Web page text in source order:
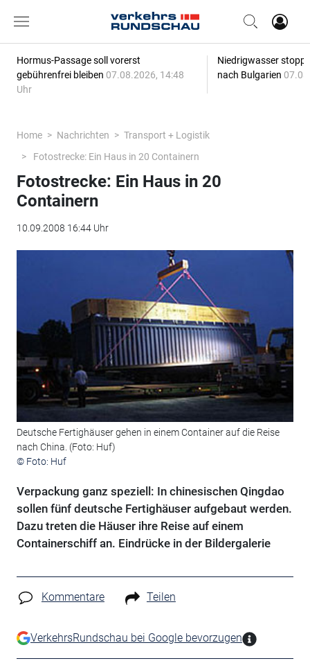
Hormus-Passage soll vorerst
gebührenfrei bleiben 07.08.2026, 14:48
Uhr
Niedrigwasser
nach Bulgarien
Home Nachrichten
Transport + Logistik
Fotostrecke: Ein Haus in 20 Containern
Fotostrecke: Ein Haus in 20
Containern
10.09.2008 16:44 Uhr
Deutsche Fertighäuser gehen in einem Container auf die Reise
nach China. (Foto: Huf)
© Foto: Huf
Verpackung ganz speziell: In chinesischen Qingdao
sollen fünf deutsche Fertighäuser aufgebaut werden.
Dazu treten die Häuser ihre Reise auf einem
Containerschiff an. Eindrücke in der Bildergalerie
Kommentare Teilen
VerkehrsRundschau bei Google bevorzugen